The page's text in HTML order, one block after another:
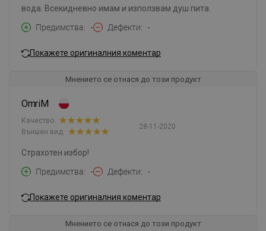
вода. Всекидневно имам и използвам душ пита.
Предимства
- Дефекти -
Покажете оригиналния коментар
Мнението се отнася до този продукт
OmriM
28-11-2020
Качество:
Външен вид:
Страхотен избор!
Предимства
- Дефекти -
Покажете оригиналния коментар
Мнението се отнася до този продукт